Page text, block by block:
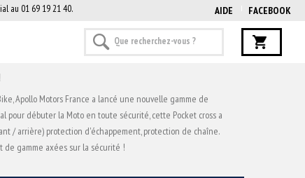
AIDE FACEBOOK
au 01 69 19 21 40.
Apollo Motors France a lancé une nouvelle gamme de
pour débuter la Moto en toute sécurité, cette Pocket cross a
/ arrière) protection d'échappement, protection de chaîne.
de gamme axées sur la sécurité !